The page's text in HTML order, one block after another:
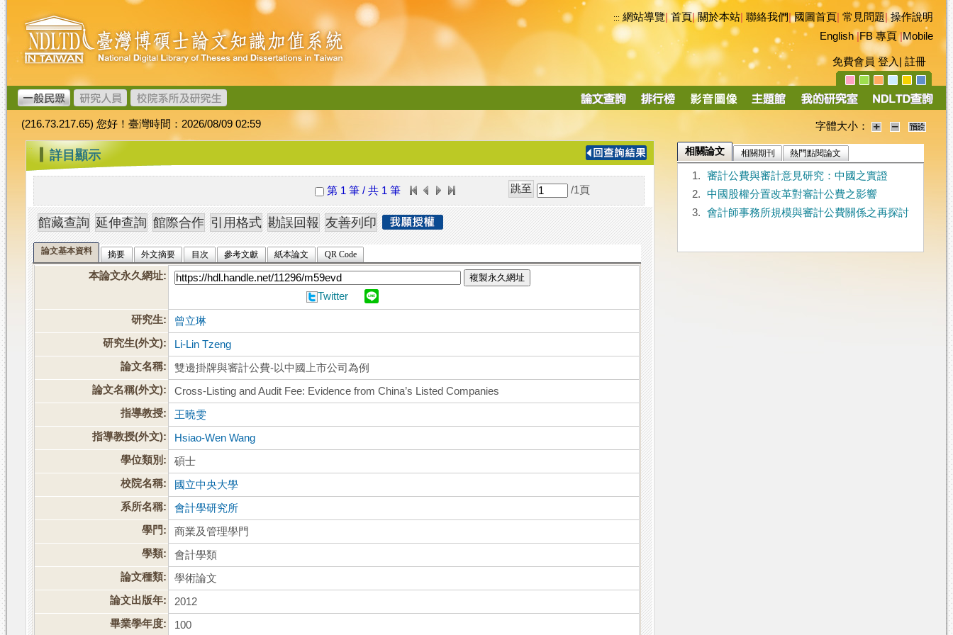
跳
到
主
要
內
容
臺
灣
博
碩
士
論
文
加
值
系
統
::: 網站導覽|首頁|關於本站 聯絡我們|國圖首頁 常見問題|操作說明
English|FB 專頁|Mobile
免費會員 登入 註冊
導
(216.73.217.65) 您好！臺灣時間：2026/08/09 02:59 字體大小：
::: 詳目顯示
第 1 筆 / 共 1 筆 /1 頁
論文基本資料 摘要 外文摘要 目次 參考文獻 紙本論文 QR Code
本論文永久網址: 複製永久網址
Twitter
研究生:
曾立琳
研究生(外文):
Li-Lin Tzeng
論文名稱:
雙邊掛牌與審計公費-以中國上市公司為例
論文名稱(外文):
Cross-Listing and Audit Fee: Evidence from China’s Listed Companies
指導教授:
王曉雯
指導教授(外文):
Hsiao-Wen Wang
學位類別:
碩士
校院名稱:
國立中央大學
系所名稱:
會計學研究所
學門:
商業及管理學門
學類:
會計學類
論文種類:
學術論文
論文出版年:
2012
畢業學年度:
100
相關論文 相關期刊 熱門點閱論文
1.
審計公費與審計意見研究：中國之實證
2.
中國股權分置改革對審計公費之影響
3.
會計師事務所規模與審計公費關係之再探討